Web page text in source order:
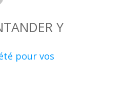
Y
pour vos